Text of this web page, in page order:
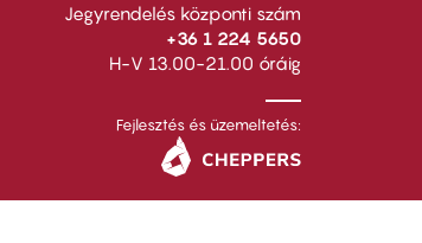
Jegyrendelés központi szám
+36 1 224 5650
H-V 13.00-21.00 óráig
Fejlesztés és üzemeltetés: